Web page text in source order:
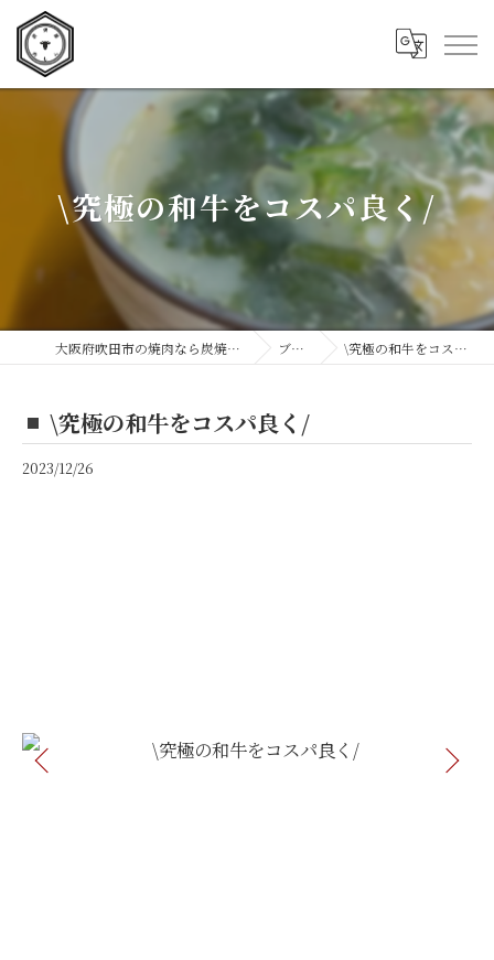
\究極の和牛をコスパ良く/
大阪府吹田市の焼肉なら炭焼屋 肉もん ブログ \究極の和牛をコスパ良く/
\究極の和牛をコスパ良く/
2023/12/26